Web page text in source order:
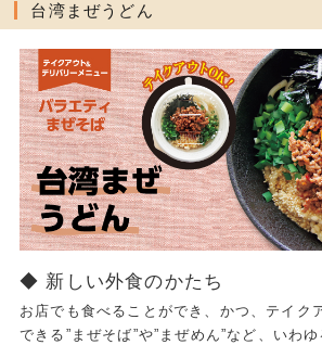
台湾まぜうどん
◆ 新しい外食のかたち
お店でも食べることができ、かつ、テイク
できる”まぜそば”や”まぜめん”など、いわ